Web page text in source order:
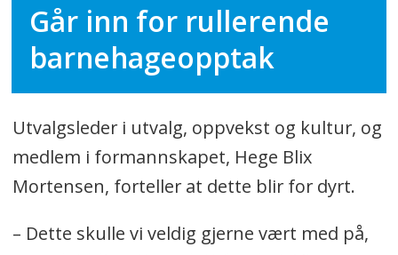
Går inn for rullerende
barnehageopptak
Utvalgsleder i utvalg, oppvekst og kultur, og
medlem i formannskapet, Hege Blix
Mortensen, forteller at dette blir for dyrt.
– Dette skulle vi veldig gjerne vært med på,